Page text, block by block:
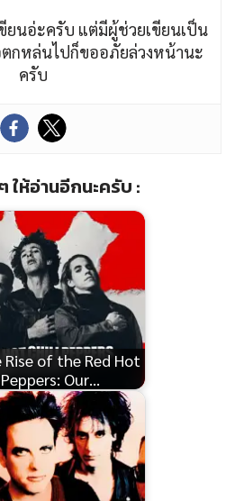
ยนอ่ะครับ แต่มีผู้ช่วยเขียนเป็น
กหล่นไปก็ขออภัยล่วงหน้านะ
ครับ
ให้อ่านอีกนะครับ :
of the Red Hot
Our…